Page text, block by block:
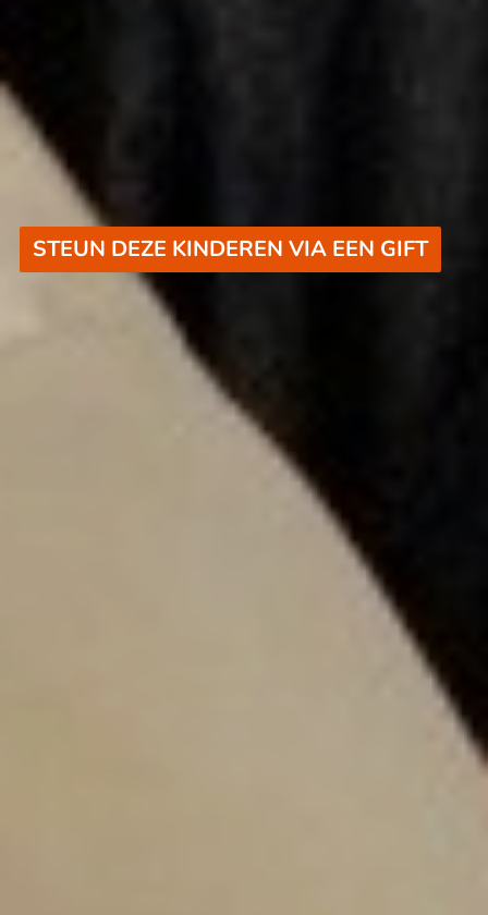
STEUN DEZE KINDEREN VIA EEN GIFT